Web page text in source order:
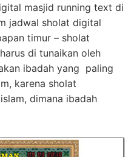
masjid running text di
jadwal sholat digital
timur – sholat
di tunaikan oleh
ibadah yang paling
karena sholat
dimana ibadah